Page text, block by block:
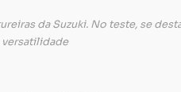
da Suzuki. No teste, se
versatilidade